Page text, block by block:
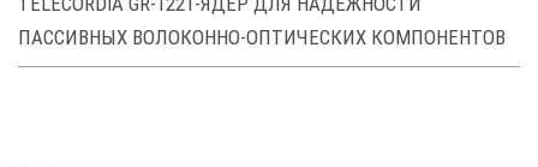
ПАССИВНЫХ ВОЛОКОННО-ОПТИЧЕСКИХ КОМПОНЕНТОВ